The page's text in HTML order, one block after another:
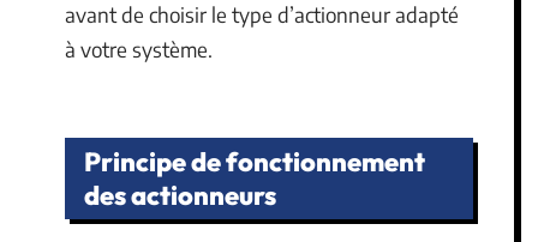
avant de choisir le type d’actionneur adapté
à votre système.
Principe de fonctionnement
des actionneurs